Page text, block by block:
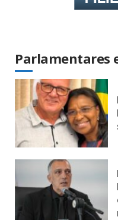
Parlamentares